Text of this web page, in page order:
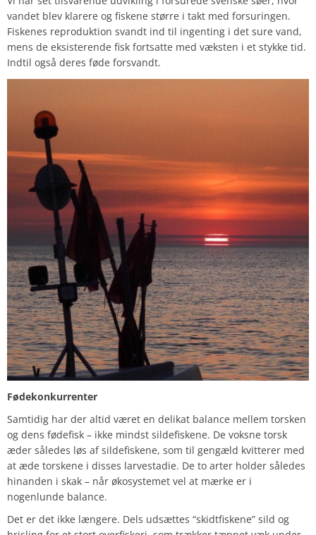
vandet blev klarere og fiskene større i takt med forsuringen.
Fiskenes reproduktion svandt ind til ingenting i det sure vand,
mens de eksisterende fisk fortsatte med væksten i et stykke tid.
Indtil også deres føde forsvandt.
Fødekonkurrenter
Samtidig har der altid været en delikat balance mellem torsken
og dens fødefisk – ikke mindst sildefiskene. De voksne torsk
æder således løs af sildefiskene, som til gengæld kvitterer med
at æde torskene i disses larvestadie. De to arter holder således
hinanden i skak – når økosystemet vel at mærke er i
nogenlunde balance.
Det er det ikke længere. Dels udsættes “skidtfiskene” sild og